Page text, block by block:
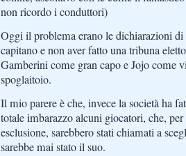
non ricordo i conduttori)
Oggi il problema erano le dichiarazioni
capitano e non aver fatto una tribuna
Gamberini come gran capo e Jojo come
spoglaitoio.
Il mio parere è che, invece la società ha
totale imbarazzo alcuni giocatori, che,
esclusione, sarebbero stati chiamati a
sarebbe mai stato il suo.